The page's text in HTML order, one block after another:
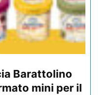
Barattolino
mini per il